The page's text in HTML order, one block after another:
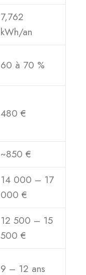
7,762
kWh/an
60 à 70 %
480 €
~850 €
14 000 – 17
000 €
12 500 – 15
500 €
9 – 12 ans